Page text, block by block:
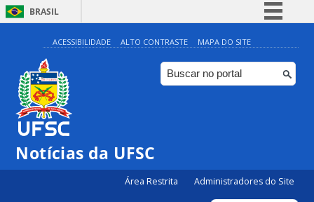
BRASIL
Simplifique!
Comunica BR
Participe
ACESSIBILIDADE ALTO CONTRASTE MAPA DO SITE
Notícias da UFSC
Área Restrita Administradores do Site